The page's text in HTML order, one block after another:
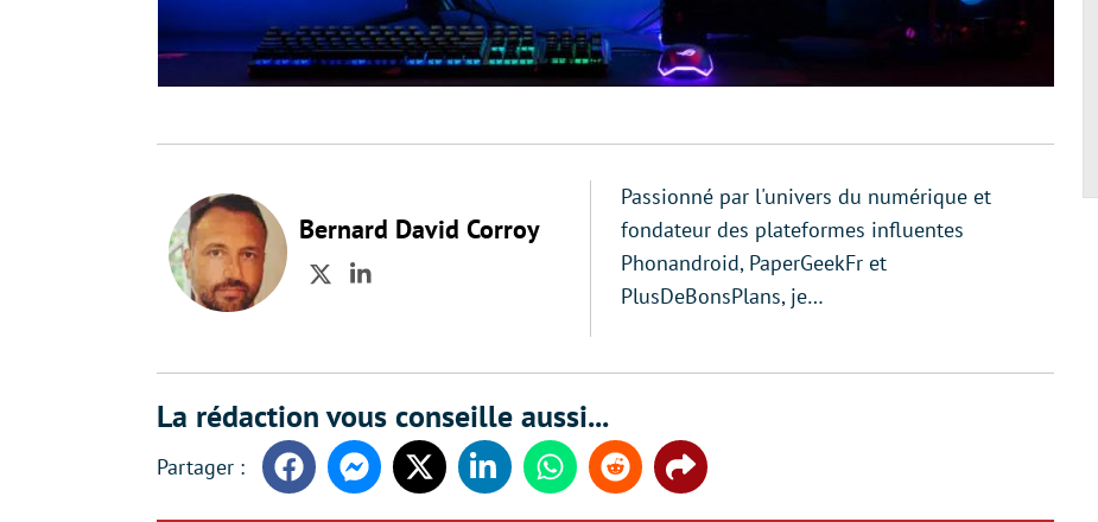
Bernard David Corroy
TwitterLinkedIn
Passionné par l'univers du numérique et
fondateur des plateformes influentes
Phonandroid, PaperGeekFr et
PlusDeBonsPlans, je…
La rédaction vous conseille aussi...
FacebookMessengerTwitter LinkedinWhatsappReddit Share